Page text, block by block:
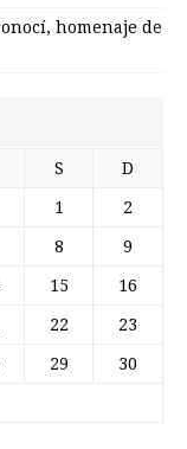
homenaje de
S D
1 2
8 9
15 16
22 23
29 30